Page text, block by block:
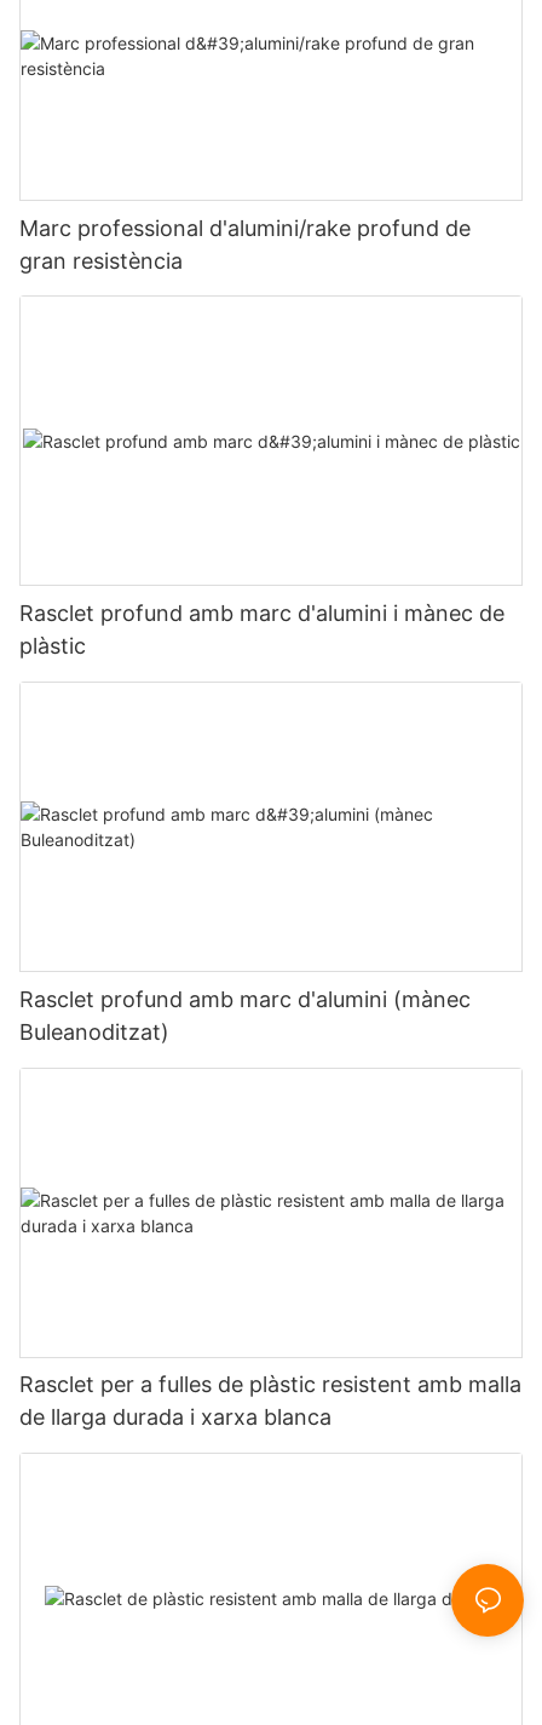
Marc professional d'alumini/rake profund de
gran resistència
Rasclet profund amb marc d'alumini i mànec de
plàstic
Rasclet profund amb marc d'alumini (mànec
Buleanoditzat)
Rasclet per a fulles de plàstic resistent amb malla
de llarga durada i xarxa blanca